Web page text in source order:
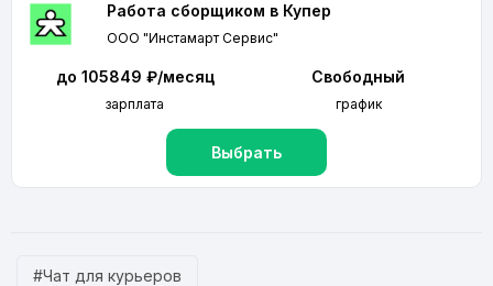
Работа сборщиком в Купер
ООО "Инстамарт Сервис"
до 105849 ₽/месяц
зарплата
Свободный
график
Выбрать
#Чат для курьеров